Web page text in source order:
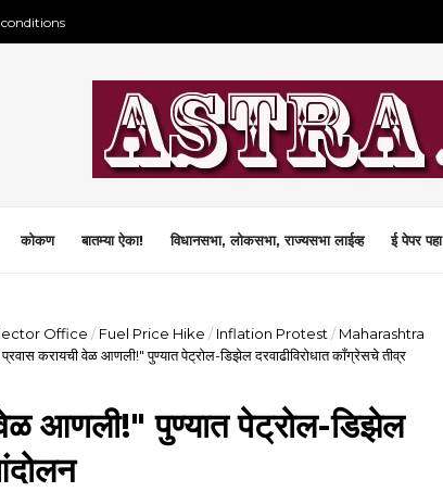
कोकण बातम्या ऐका! विधानसभा, लोकसभा, राज्यसभा लाईव्ह ई पेपर पहा
Office / Fuel Price Hike / Inflation Protest / Maharashtra
प्रवास करायची वेळ आणली!" पुण्यात पेट्रोल-डिझेल दरवाढीविरोधात काँग्रेसचे तीव्र
आणली!" पुण्यात पेट्रोल-डिझेल